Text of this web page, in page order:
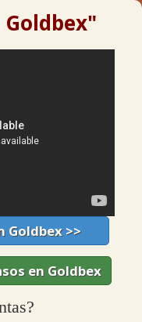
Goldbex >>
en Goldbex